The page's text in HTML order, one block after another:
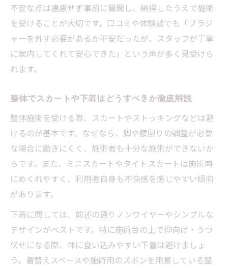
不安な点は遠慮せず事前に質問し、納得したうえで施術
を受けることが大切です。口コミや体験談でも「ブラジ
ャーを外す必要があるか不安だったが、スタッフが丁寧
に案内してくれて安心できた」という声が多く見受けら
れます。
整体でスカートや下着はどうすべきか徹底解説
整体施術を受ける際、スカートやストッキングなどは避
けるのが基本です。なぜなら、脚や腰回りの調整が必要
な場合に動きにくく、施術者も十分な施術ができないか
らです。また、ミニスカートやタイトスカートは施術時
にめくれやすく、利用者自身も不快感を感じやすい傾向
があります。
下着に関しては、前述の通りノンワイヤーやシンプルな
デザインがベストです。特に施術台の上で仰向け・うつ
伏せになる際、体に食い込みやすい下着は避けましょ
う。着替えスペースや施術用のズボンを用意している整